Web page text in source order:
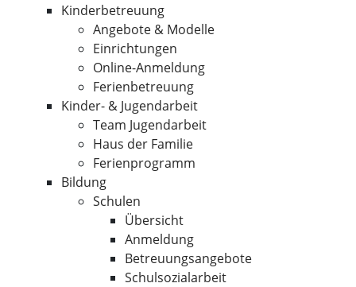
Kinderbetreuung
Angebote & Modelle
Einrichtungen
Online-Anmeldung
Ferienbetreuung
Kinder- & Jugendarbeit
Team Jugendarbeit
Haus der Familie
Ferienprogramm
Bildung
Schulen
Übersicht
Anmeldung
Betreuungsangebote
Schulsozialarbeit